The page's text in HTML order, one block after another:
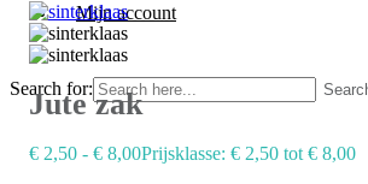
Mijn account
Search for:
Jute zak
€2,50 - €8,00Prijsklasse: € 2,50 tot € 8,00